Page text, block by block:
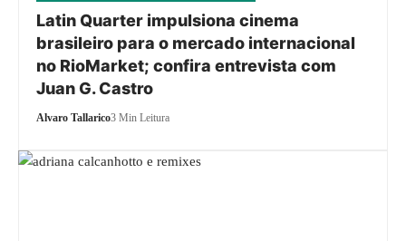
Latin Quarter impulsiona cinema
brasileiro para o mercado internacional
no RioMarket; confira entrevista com
Juan G. Castro
Alvaro Tallarico3 Min Leitura